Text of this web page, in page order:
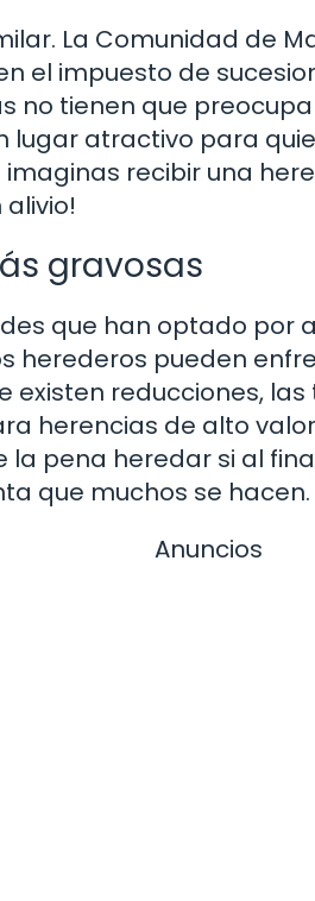
La Comunidad de
el impuesto de
no tienen que
lugar atractivo para
imaginas recibir una
gravosas
que han optado por
herederos pueden
existen reducciones,
herencias de alto
la pena heredar si al
que muchos se hacen.
Anuncios